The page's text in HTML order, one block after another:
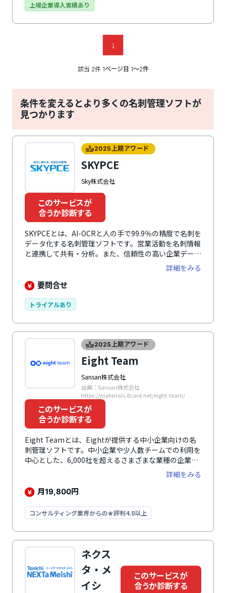
する顧客データ統合ソリューション「uSonar」を介
報を参照可能です。
上場企業導入実績あり
1
該当 2件 1ページ目 1〜2件
条件を変えるとより多くの名刺管理ソフトが
見つかります
2025上期アワード
SKYPCE
Sky株式会社
このサービスが
合うか診断する
SKYPCEとは、AI-OCRと人の手で99.9％の精度で名刺を
データ化する名刺管理ソフトです。営業活動を名刺情報
と連携して共有・分析。また、信頼性の高い企業データ
ベースの連携や、標準搭載のSFA機能で、日々の営業活
動をサポートします。操作や運用の疑問には、生成AIに
よるチャットボット形式のサポート「AIアドバイザー」
対策を図る「SKYSEA Client View」と組み合わせて使
可能です。
詳細をみる
要問合せ
トライアルあり
2025上期アワード
Eight Team
Sansan株式会社
出典：Sansan株式会社
https://materials.8card.net/eight-team/
このサービスが
合うか診断する
Eight Teamとは、Eightが提供する中小企業向けの名
刺管理ソフトです。中小企業や少人数チームでの利用を
中心とした、6,000社を超えるさまざまな業種の企業で
導入されています。400万人以上が利用する名刺アプリ
「Eight」をベースとしたサービスのため、Eightのシ
ンプルな操作感をそのままに利用できるのが特徴です。
詳細をみる
月19,800円
コンサルティング業界からの★評判4.0以上
ネクス
タ・メ
イシ
このサービスが
合うか診断する